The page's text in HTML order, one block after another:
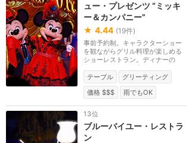
ュー・プレゼンツ “ミッキ
ー＆カンパニー”
★ 4.44 (19件)
事前予約制。キャラクターショー
を観ながらグリル料理が楽しめる
ショーレストラン。ディナーの
み。レストランの女...
テーブル
グリーティング
価格 $$$
雨でもOK
13位
ブルーバイユー・レストラ
ン